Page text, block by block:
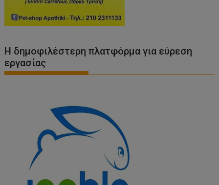
Η δημοφιλέστερη πλατφόρμα για εύρεση
εργασίας